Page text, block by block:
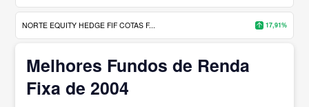
NORTE EQUITY HEDGE FIF COTAS F... 17,91%
Melhores Fundos de Renda
Fixa de 2004